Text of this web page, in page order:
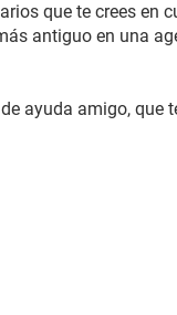
que te crees en
antiguo en una
ayuda amigo, que